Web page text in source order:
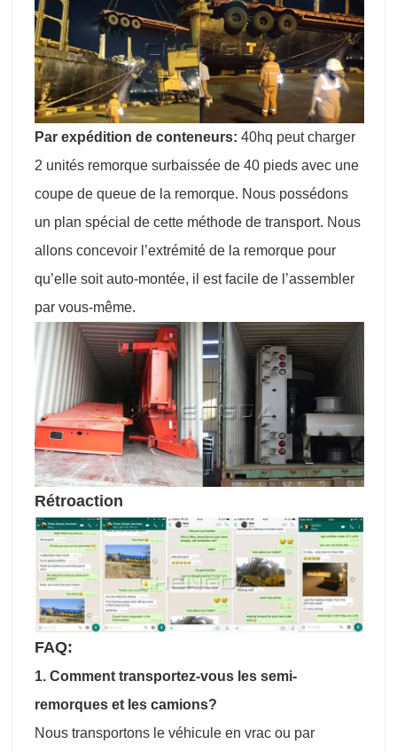
Par expédition de conteneurs: 40hq peut charger
2 unités remorque surbaissée de 40 pieds avec une
coupe de queue de la remorque. Nous possédons
un plan spécial de cette méthode de transport. Nous
allons concevoir l’extrémité de la remorque pour
qu’elle soit auto-montée, il est facile de l’assembler
par vous-même.
Rétroaction
FAQ:
1. Comment transportez-vous les semi-
remorques et les camions?
Nous transportons le véhicule en vrac ou par